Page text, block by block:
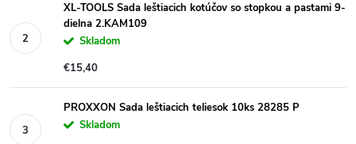
XL-TOOLS Sada leštiacich kotúčov so stopkou a pastami 9-
dielna 2.KAM109
Skladom
€15,40
PROXXON Sada leštiacich teliesok 10ks 28285 P
Skladom